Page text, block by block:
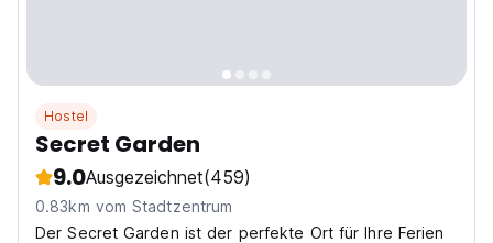
Hostel
Secret Garden
9.0Ausgezeichnet(459)
0.83km vom Stadtzentrum
Der Secret Garden ist der perfekte Ort für Ihre Ferien